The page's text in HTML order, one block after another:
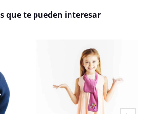
que te pueden interesar